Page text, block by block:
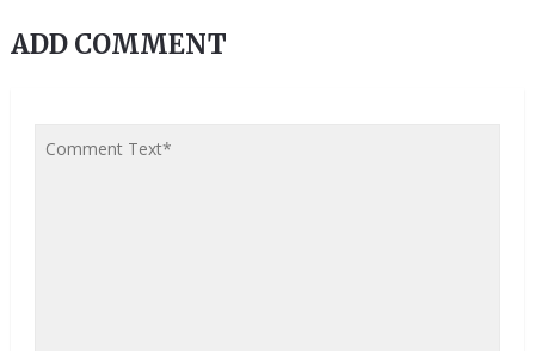
ADD COMMENT